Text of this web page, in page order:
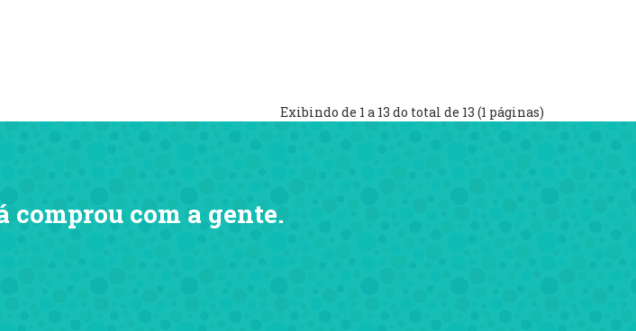
Exibindo de 1 a 13 do total de 13 (1 páginas)
comprou com a gente.